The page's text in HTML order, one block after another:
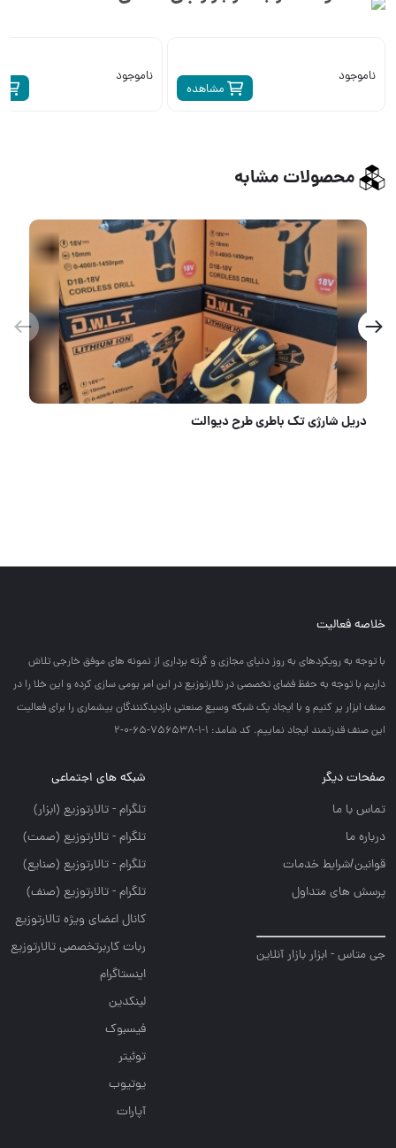
مشاهده
ناموجود ناموجود
محصولات مشابه
دریل شارژی تک باطری طرح دیوالت
خلاصه فعالیت
با توجه به رويكردهاي به روز دنياي مجازي و گرته برداري از نمونه هاي موفق خارجي تلاش
داريم با توجه به حفظ فضاي تخصصي در تالارتوزيع در اين امر بومي سازي كرده و اين خلا را در
صنف ابزار پر كنيم و با ايجاد يك شبكه وسيع صنعتي بازديدكنندگان بيشماري را براي فعاليت
اين صنف قدرتمند ايجاد نماييم. کد شامد: 1-1-756538-65-0-2
صفحات دیگر
تماس با ما
درباره ما
قوانین/شرایط خدمات
پرسش های متداول
جی متاس - ابزار بازار آنلاین
شبکه های اجتماعی
تلگرام - تالارتوزيع (ابزار)
تلگرام - تالارتوزيع (صمت)
تلگرام - تالارتوزيع (صنايع)
تلگرام - تالارتوزیع (صنف)
کانال اعضای ویژه تالارتوزیع
ربات کاربرتخصصی تالارتوزیع
اینستاگرام
لینکدین
فیسبوک
توئیتر
یوتیوب
آپارات